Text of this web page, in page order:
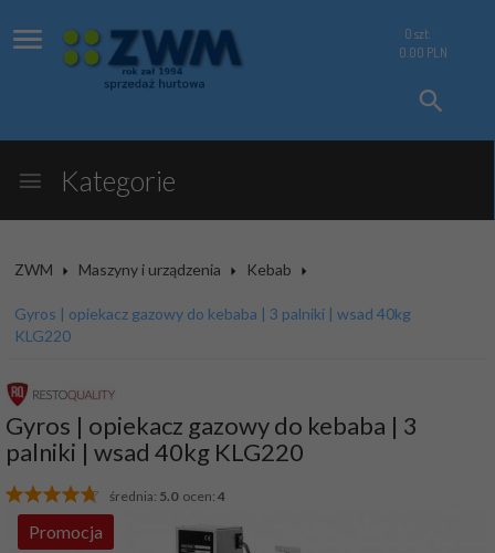
0 szt.
0.00 PLN
Kategorie
ZWM Maszyny i urządzenia Kebab
Gyros | opiekacz gazowy do kebaba | 3 palniki | wsad 40kg
KLG220
Gyros | opiekacz gazowy do kebaba | 3
palniki | wsad 40kg KLG220
średnia: 5.0ocen: 4
Promocja